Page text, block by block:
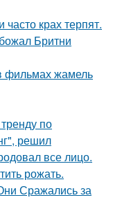
крах терпят.
Бритни
фильмах жамель
по
решил
все лицо.
рожать.
Сражались за